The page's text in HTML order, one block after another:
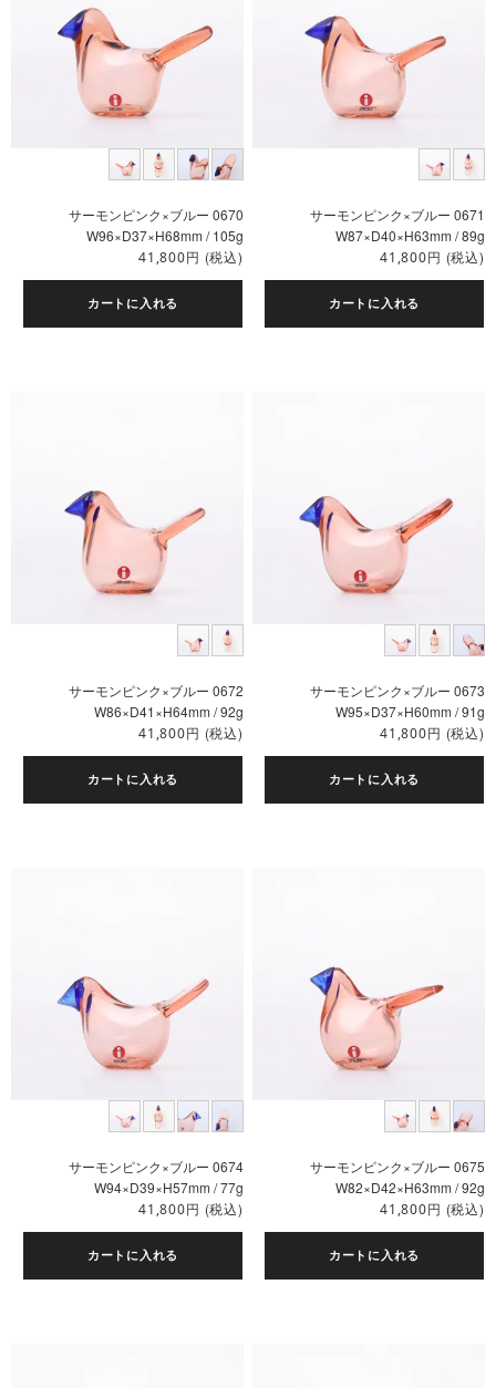
サーモンピンク×ブルー 0670
W96×D37×H68mm / 105g
41,800円 (税込)
カートに入れる
サーモンピンク×ブルー 0671
W87×D40×H63mm / 89g
41,800円 (税込)
カートに入れる
サーモンピンク×ブルー 0672
W86×D41×H64mm / 92g
41,800円 (税込)
カートに入れる
サーモンピンク×ブルー 0673
W95×D37×H60mm / 91g
41,800円 (税込)
カートに入れる
サーモンピンク×ブルー 0674
W94×D39×H57mm / 77g
41,800円 (税込)
カートに入れる
サーモンピンク×ブルー 0675
W82×D42×H63mm / 92g
41,800円 (税込)
カートに入れる